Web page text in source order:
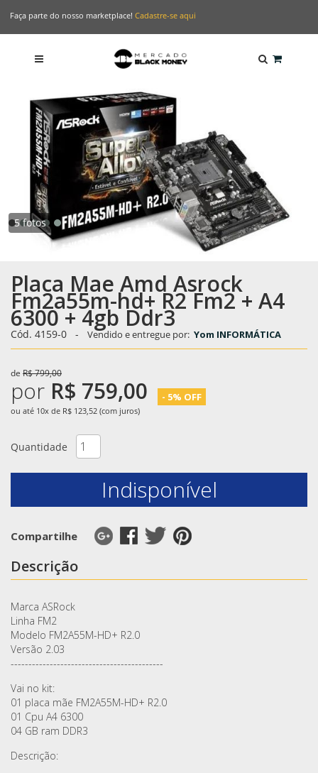
Faça parte do nosso marketplace! Cadastre-se aqui
5 fotos
Placa Mae Amd Asrock
Fm2a55m-hd+ R2 Fm2 + A4
6300 + 4gb Ddr3
Cód. 4159-0 - Vendido e entregue por: Yom INFORMÁTICA
de R$ 799,00
por R$ 759,00 - 5% OFF
ou até 10x de R$ 123,52 (com juros)
Quantidade
Indisponível
Compartilhe
Descrição
Marca ASRock
Linha FM2
Modelo FM2A55M-HD+ R2.0
Versão 2.03
-------------------------------------------
Vai no kit:
01 placa mãe FM2A55M-HD+ R2.0
01 Cpu A4 6300
04 GB ram DDR3
Descrição: